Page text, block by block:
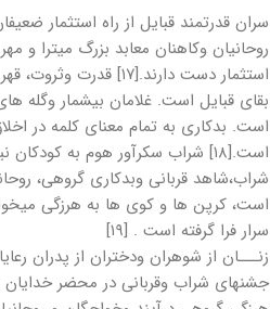
سران قدرتمند قبایل از راه استثمار
روحانیان وکاهنان معابد بزرگ میترا و
استثمار دست دارند.[۱۷]
بقای قبایل است. غلامان بیشمار وگله
است. بدکاری به تمام معنای کلمه در
است.[۱۸] شراب سکرآور هوم به
شراب،شاهد قربانی وبدکاری گروهی،
است، کرپن ها و کوی ها به هرزگی
سرار فرا گرفته است . [۱۹]
زنـــان از شوهران ودختران از پدران
جشنهای شراب وقربانی در محضر خدایان